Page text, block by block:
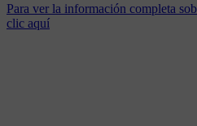
Para ver la información completa
clic aquí